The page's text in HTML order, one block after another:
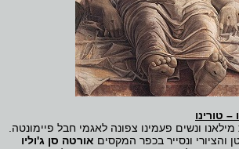
ונשים פעמינו צפונה לאגמי חבל פיימונטה.
והציורי ונסייר בכפר המקסים אורטה סן ג'וליו